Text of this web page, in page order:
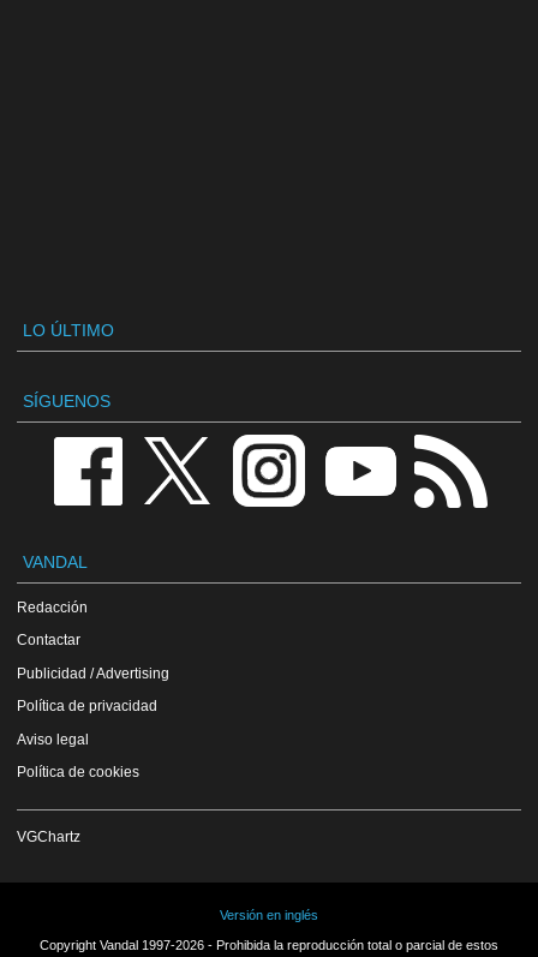
LO ÚLTIMO
SÍGUENOS
VANDAL
Redacción
Contactar
Publicidad / Advertising
Política de privacidad
Aviso legal
Política de cookies
VGChartz
Versión en inglés
Copyright Vandal 1997-2026 - Prohibida la reproducción total o parcial de estos